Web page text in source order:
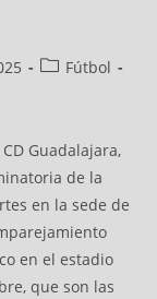
Fútbol
Guadalajara,
de la
en la sede de
en el estadio
que son las